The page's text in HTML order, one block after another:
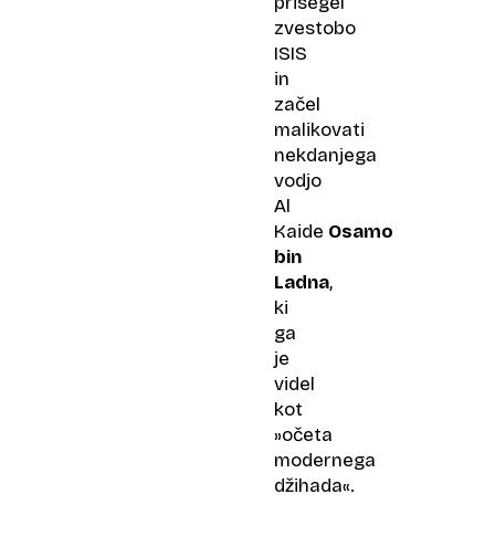
zvestobo
ISIS
in
začel
malikovati
nekdanjega
vodjo
Al
Kaide Osamo
bin
Ladna,
ki
ga
je
videl
kot
»očeta
modernega
džihada«.